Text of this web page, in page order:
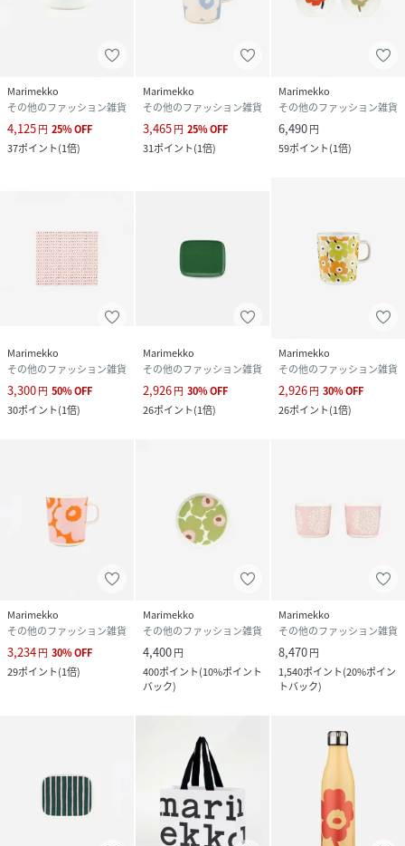
Marimekko
その他のファッション雑貨
4,125円 25%OFF
37ポイント(1倍)
Marimekko
その他のファッション雑貨
3,465円 25%OFF
31ポイント(1倍)
Marimekko
その他のファッション雑貨
6,490円
59ポイント(1倍)
Marimekko
その他のファッション雑貨
3,300円 50%OFF
30ポイント(1倍)
Marimekko
その他のファッション雑貨
2,926円 30%OFF
26ポイント(1倍)
Marimekko
その他のファッション雑貨
2,926円 30%OFF
26ポイント(1倍)
Marimekko
その他のファッション雑貨
3,234円 30%OFF
29ポイント(1倍)
Marimekko
その他のファッション雑貨
4,400円
400ポイント(10%ポイント
バック)
Marimekko
その他のファッション雑貨
8,470円
1,540ポイント(20%ポイン
トバック)